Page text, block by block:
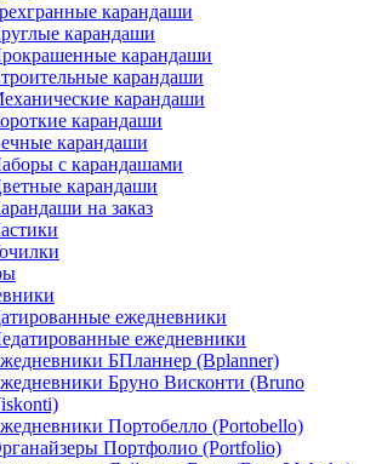
карандаши
карандаши
карандаши
карандаши
карандаши
карандаши
карандаши
с карандашами
карандаши
на заказ
ежедневники
ежедневники
БПланнер (Bplanner)
Бруно Висконти (Bruno
Портобелло (Portobello)
Портфолио (Portfolio)